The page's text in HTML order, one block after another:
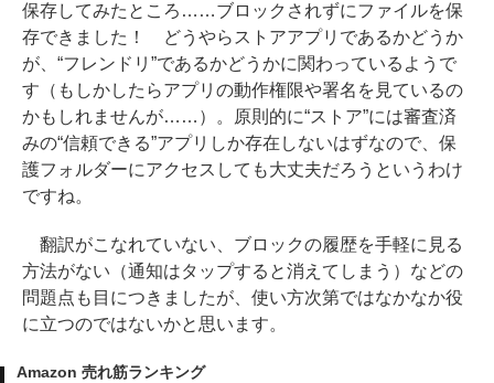
保存してみたところ……ブロックされずにファイルを保
存できました！ どうやらストアアプリであるかどうか
が、“フレンドリ”であるかどうかに関わっているようで
す（もしかしたらアプリの動作権限や署名を見ているの
かもしれませんが……）。原則的に“ストア”には審査済
みの“信頼できる”アプリしか存在しないはずなので、保
護フォルダーにアクセスしても大丈夫だろうというわけ
ですね。
翻訳がこなれていない、ブロックの履歴を手軽に見る
方法がない（通知はタップすると消えてしまう）などの
問題点も目につきましたが、使い方次第ではなかなか役
に立つのではないかと思います。
Amazon 売れ筋ランキング